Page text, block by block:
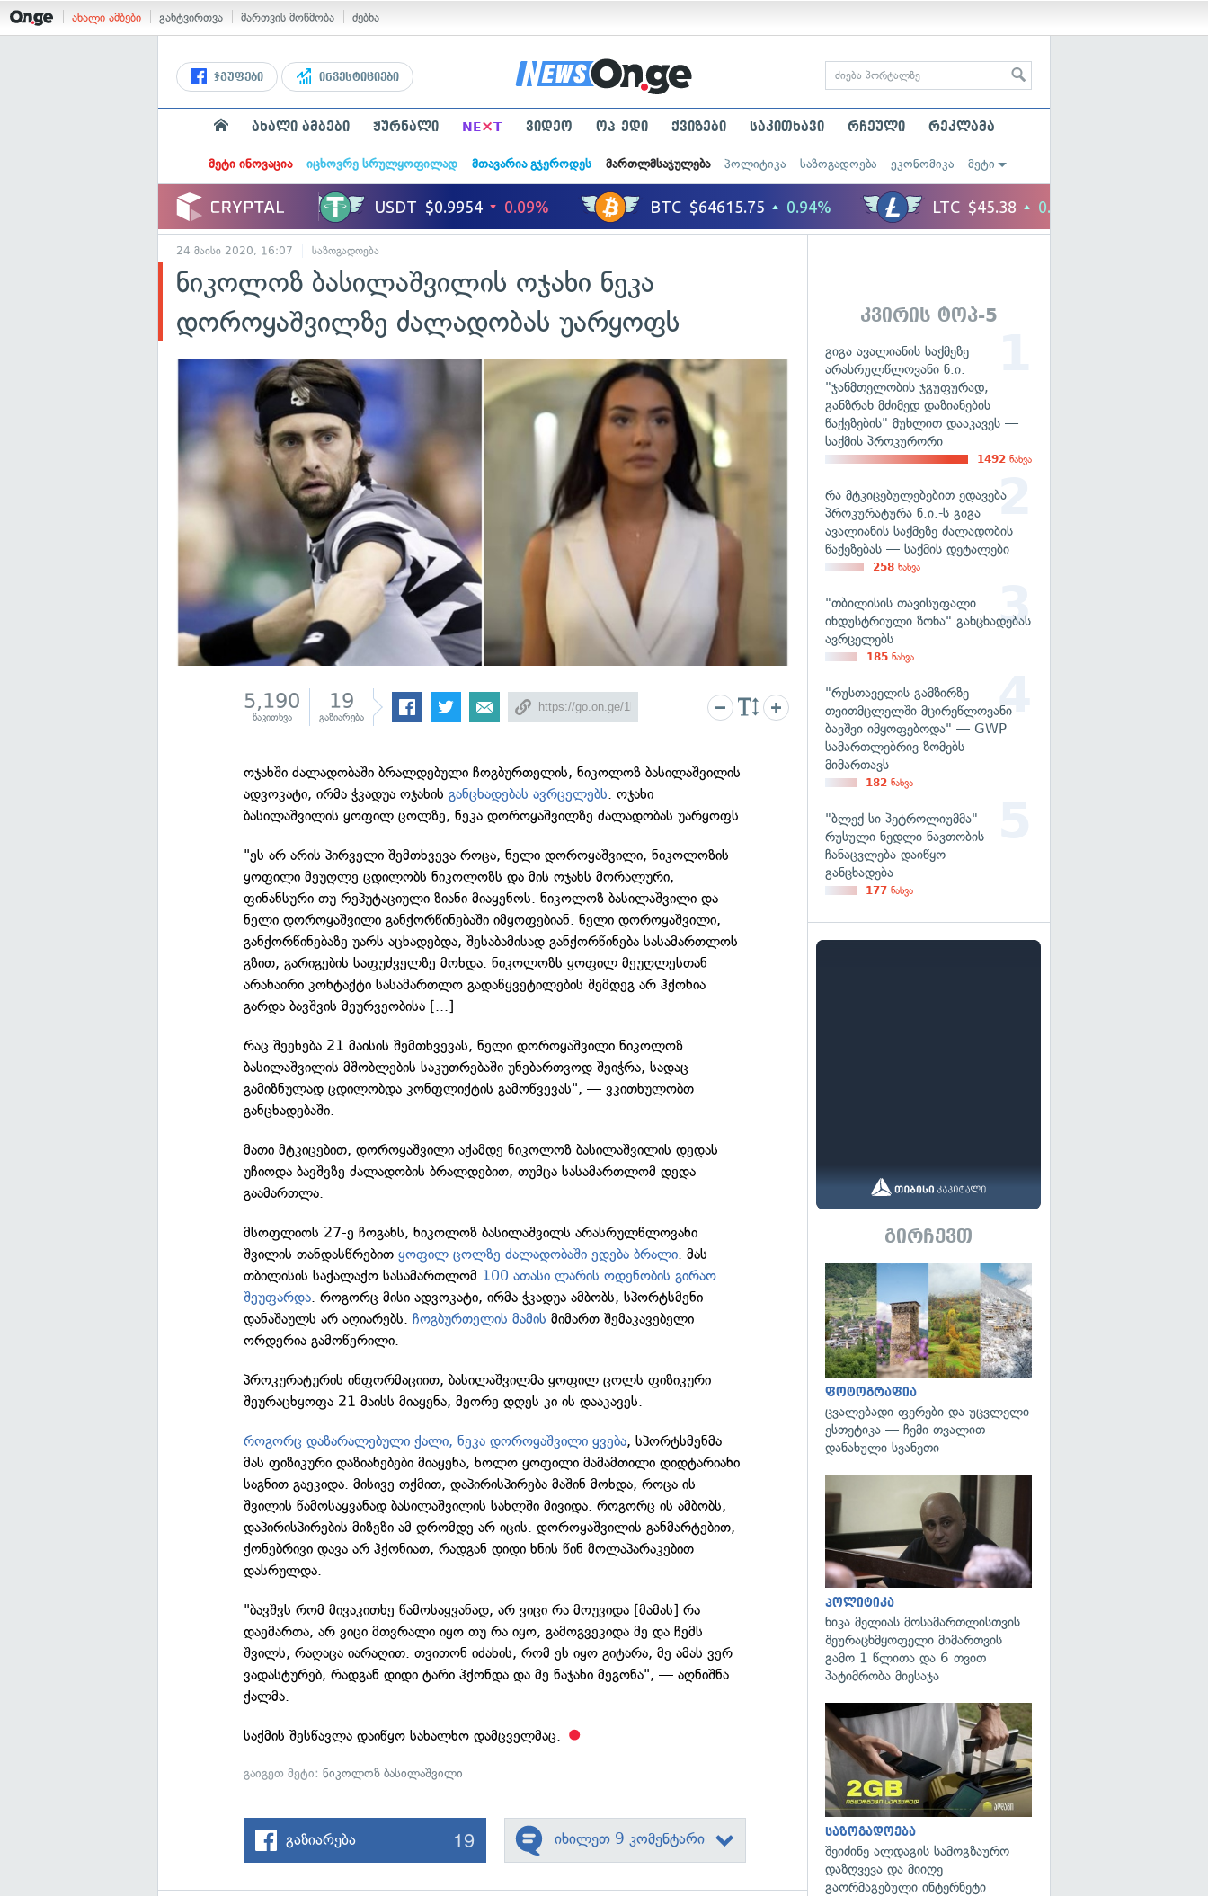
ახალი ამბები განტვირთვა მართვის მოწმობა ძებნა
ჯგუფები ინვესტიციები
ახალი ამბები ჟურნალი NE×T ვიდეო ოპ-ედი ქვიზები საკითხავი რჩეული რეკლამა
მეტი ინოვაცია იცხოვრე სრულყოფილად მთავარია გჯეროდეს მართლმსაჯულება პოლიტიკა საზოგადოება ეკონომიკა მეტი
24 მაისი 2020, 16:07 საზოგადოება
ნიკოლოზ ბასილაშვილის ოჯახი ნეკა
დოროყაშვილზე ძალადობას უარყოფს
5,190
წაკითხვა
19
გაზიარება
ოჯახში ძალადობაში ბრალდებული ჩოგბურთელის, ნიკოლოზ ბასილაშვილის
ადვოკატი, ირმა ჭკადუა ოჯახისგანცხადებას ავრცელებს. ოჯახი
ბასილაშვილის ყოფილ ცოლზე, ნეკა დოროყაშვილზე ძალადობას უარყოფს.
"ეს არ არის პირველი შემთხვევა როცა, ნელი დოროყაშვილი, ნიკოლოზის
ყოფილი მეუღლე ცდილობს ნიკოლოზს და მის ოჯახს მორალური,
ფინანსური თუ რეპუტაციული ზიანი მიაყენოს. ნიკოლოზ ბასილაშვილი და
ნელი დოროყაშვილი განქორწინებაში იმყოფებიან. ნელი დოროყაშვილი,
განქორწინებაზე უარს აცხადებდა, შესაბამისად განქორწინება სასამართლოს
გზით, გარიგების საფუძველზე მოხდა. ნიკოლოზს ყოფილ მეუღლესთან
არანაირი კონტაქტი სასამართლო გადაწყვეტილების შემდეგ არ ჰქონია
გარდა ბავშვის მეურვეობისა [...]
რაც შეეხება 21 მაისის შემთხვევას, ნელი დოროყაშვილი ნიკოლოზ
ბასილაშვილის მშობლების საკუთრებაში უნებართვოდ შეიჭრა, სადაც
გამიზნულად ცდილობდა კონფლიქტის გამოწვევას", — ვკითხულობთ
განცხადებაში.
მათი მტკიცებით, დოროყაშვილი აქამდე ნიკოლოზ ბასილაშვილის დედას
უჩიოდა ბავშვზე ძალადობის ბრალდებით, თუმცა სასამართლომ დედა
გაამართლა.
მსოფლიოს 27-ე ჩოგანს, ნიკოლოზ ბასილაშვილს არასრულწლოვანი
შვილის თანდასწრებითყოფილ ცოლზე ძალადობაში ედება ბრალი. მას
თბილისის საქალაქო სასამართლომ 100 ათასი ლარის ოდენობის გირაო
შეუფარდა. როგორც მისი ადვოკატი, ირმა ჭკადუა ამბობს, სპორტსმენი
დანაშაულს არ აღიარებს.ჩოგბურთელის მამის მიმართ შემაკავებელი
ორდერია გამოწერილი.
პროკურატურის ინფორმაციით, ბასილაშვილმა ყოფილ ცოლს ფიზიკური
შეურაცხყოფა 21 მაისს მიაყენა, მეორე დღეს კი ის დააკავეს.
როგორც დაზარალებული ქალი, ნეკა დოროყაშვილი ყვება, სპორტსმენმა
მას ფიზიკური დაზიანებები მიაყენა, ხოლო ყოფილი მამამთილი დიდტარიანი
საგნით გაეკიდა. მისივე თქმით, დაპირისპირება მაშინ მოხდა, როცა ის
შვილის წამოსაყვანად ბასილაშვილის სახლში მივიდა. როგორც ის ამბობს,
დაპირისპირების მიზეზი ამ დრომდე არ იცის. დოროყაშვილის განმარტებით,
ქონებრივი დავა არ ჰქონიათ, რადგან დიდი ხნის წინ მოლაპარაკებით
დასრულდა.
"ბავშვს რომ მივაკითხე წამოსაყვანად, არ ვიცი რა მოუვიდა [მამას] რა
დაემართა, არ ვიცი მთვრალი იყო თუ რა იყო, გამოგვეკიდა მე და ჩემს
შვილს, რაღაცა იარაღით. თვითონ იძახის, რომ ეს იყო გიტარა, მე ამას ვერ
ვადასტურებ, რადგან დიდი ტარი ჰქონდა და მე ნაჯახი მეგონა", — აღნიშნა
ქალმა.
საქმის შესწავლა დაიწყო სახალხო დამცველმაც.
გაიგეთ მეტი:ნიკოლოზ ბასილაშვილი
გაზიარება 19 იხილეთ 9 კომენტარი
კვირის ტოპ-5
გიგა ავალიანის საქმეზე
არასრულწლოვანი ნ.ი.
"ჯანმთელობის ჯგუფურად,
განზრახ მძიმედ დაზიანების
წაქეზების" მუხლით დააკავეს —
საქმის პროკურორი
1492 ნახვა
რა მტკიცებულებებით ედავება
პროკურატურა ნ.ი.-ს გიგა
ავალიანის საქმეზე ძალადობის
წაქეზებას — საქმის დეტალები
258 ნახვა
"თბილისის თავისუფალი
ინდუსტრიული ზონა" განცხადებას
ავრცელებს
185 ნახვა
"რუსთაველის გამზირზე
თვითმცლელში მცირეწლოვანი
ბავშვი იმყოფებოდა" — GWP
სამართლებრივ ზომებს
მიმართავს
182 ნახვა
"ბლექ სი პეტროლიუმმა"
რუსული ნედლი ნავთობის
ჩანაცვლება დაიწყო —
განცხადება
177 ნახვა
გირჩევთ
ფოტოგრაფია
ცვალებადი ფერები და უცვლელი
ესთეტიკა — ჩემი თვალით
დანახული სვანეთი
პოლიტიკა
ნიკა მელიას მოსამართლისთვის
შეურაცხმყოფელი მიმართვის
გამო 1 წლითა და 6 თვით
პატიმრობა მიესაჯა
საზოგადოება
შეიძინე ალდაგის სამოგზაურო
დაზღვევა და მიიღე
გაორმაგებული ინტერნეტი